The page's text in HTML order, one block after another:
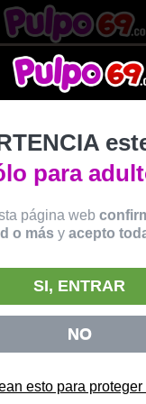
para
página web
o más y acepto
NO
SI, ENTRAR
esto para
A UNA COLEGIALA